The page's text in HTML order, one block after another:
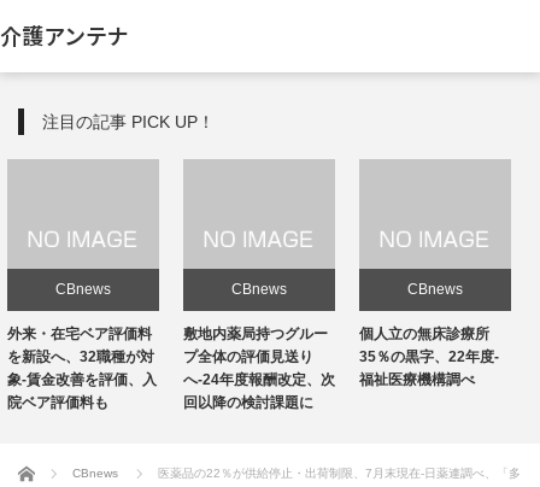
介護アンテナ
注目の記事 PICK UP！
CBnews
敷地内薬局持つグルー
プ全体の評価見送り
へ-24年度報酬改定、次
回以降の検討課題に
CBnews
個人立の無床診療所
35％の黒字、22年度-
福祉医療機構調べ
CBnews
個人立の無床診療所
35％の黒字、22年度-
福祉医療機構調べ
ホーム CBnews
医薬品の22％が供給停止・出荷制限、7月末現在-日薬連調べ、「多